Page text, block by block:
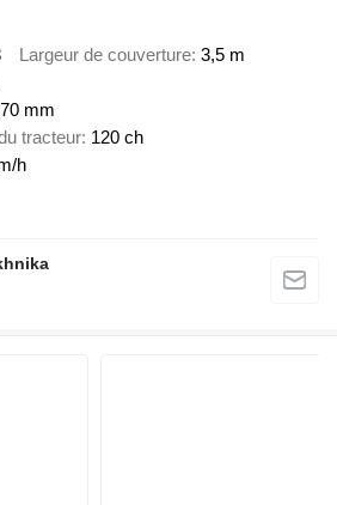
Largeur de couverture 3,5 m
mm
tracteur 120 ch
h